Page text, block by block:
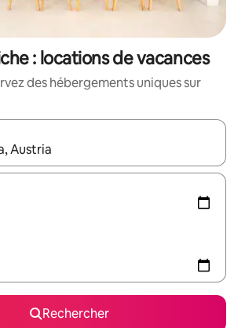
: locations de vacances
des hébergements uniques sur
s'affichent, utilisez les flèches vers le
Rechercher